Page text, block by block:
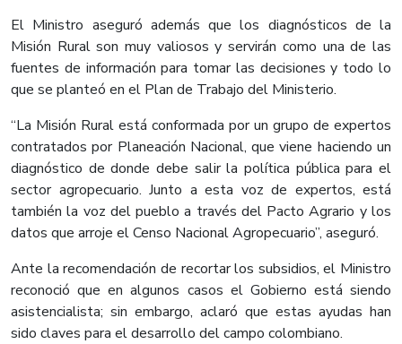
El Ministro aseguró además que los diagnósticos de la
Misión Rural son muy valiosos y servirán como una de las
fuentes de información para tomar las decisiones y todo lo
que se planteó en el Plan de Trabajo del Ministerio.
“La Misión Rural está conformada por un grupo de expertos
contratados por Planeación Nacional, que viene haciendo un
diagnóstico de donde debe salir la política pública para el
sector agropecuario. Junto a esta voz de expertos, está
también la voz del pueblo a través del Pacto Agrario y los
datos que arroje el Censo Nacional Agropecuario”, aseguró.
Ante la recomendación de recortar los subsidios, el Ministro
reconoció que en algunos casos el Gobierno está siendo
asistencialista; sin embargo, aclaró que estas ayudas han
sido claves para el desarrollo del campo colombiano.